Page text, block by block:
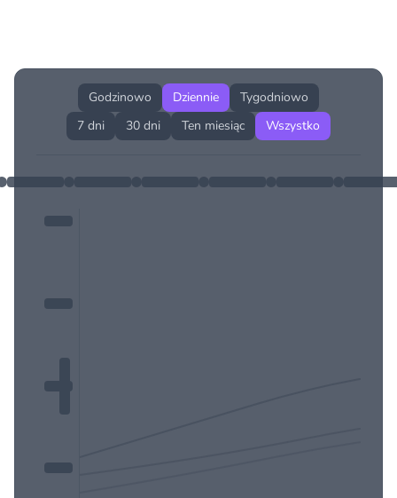
Godzinowo Dziennie
Tygodniowo
7 dni
30 dni Ten miesiąc Wszystko